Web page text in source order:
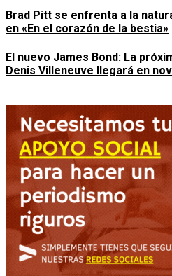
Brad Pitt se enfrenta a la
en «En el corazón de la bestia»
El nuevo James Bond: La
Denis Villeneuve llegará en